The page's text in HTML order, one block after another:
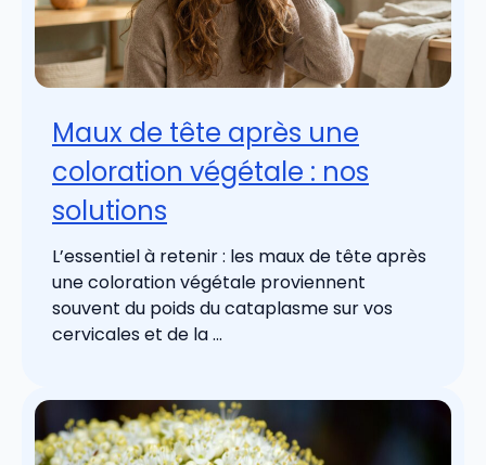
Maux de tête après une
coloration végétale : nos
solutions
L’essentiel à retenir : les maux de tête après
une coloration végétale proviennent
souvent du poids du cataplasme sur vos
cervicales et de la ...